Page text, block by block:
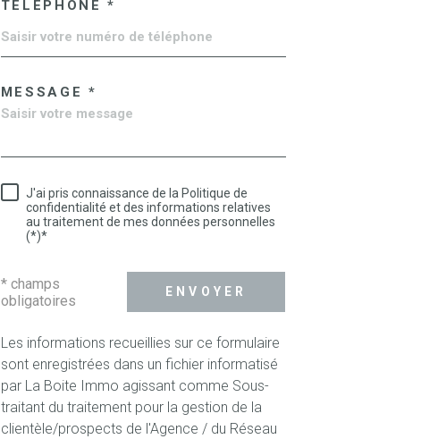
TÉLÉPHONE *
MESSAGE *
J'ai pris connaissance de la Politique de
confidentialité et des informations relatives
au traitement de mes données personnelles
(*)*
* champs
obligatoires
ENVOYER
Les informations recueillies sur ce formulaire
sont enregistrées dans un fichier informatisé
par La Boite Immo agissant comme Sous-
traitant du traitement pour la gestion de la
clientèle/prospects de l'Agence / du Réseau